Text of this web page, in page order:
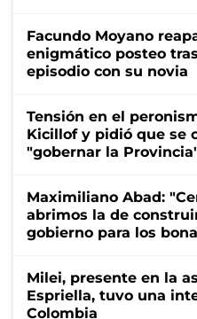
Facundo Moyano
enigmático posteo
episodio con su novia
Tensión en el
Kicillof y pidió que se
"gobernar la
Maximiliano Abad:
abrimos la de
gobierno para los
Milei, presente en la
Espriella, tuvo una
Colombia